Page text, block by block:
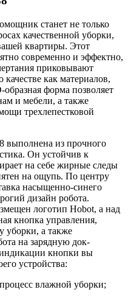
станет не только
качественной уборки,
квартиры. Этот
современно и эффектно,
приковывают
как материалов,
форма позволяет
и мебели, а также
трехлепестковой
выполнена из прочного
Он устойчив к
на себе жирные следы
на ощупь. По центру
насыщенно-синего
дизайн робота.
логотип Hobot, а над
кнопка управления,
уборки, а также
на зарядную док-
кнопки вы
устройства:
влажной уборки;